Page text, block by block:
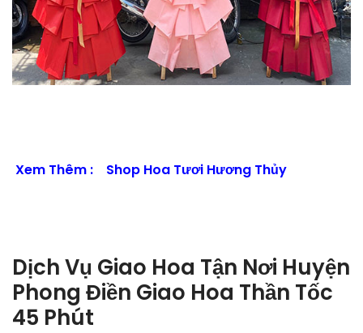
Xem Thêm : Shop Hoa Tươi Hương Thủy
Dịch Vụ Giao Hoa Tận Nơi Huyện
Phong Điền Giao Hoa Thần Tốc
45 Phút